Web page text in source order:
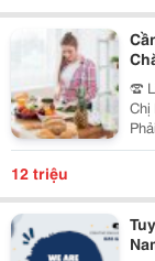
☎️
Chị
Trợ
12 triệu